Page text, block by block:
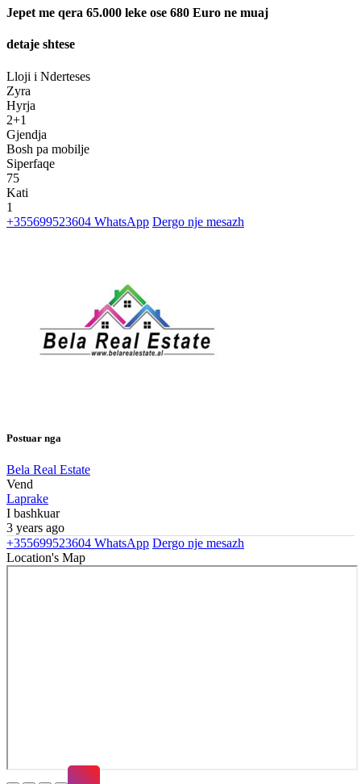
Jepet me qera 65.000 leke ose 680 Euro ne muaj
detaje shtese
Lloji i Nderteses
Zyra
Hyrja
2+1
Gjendja
Bosh pa mobilje
Siperfaqe
75
Kati
1
+355699523604 WhatsApp Dergo nje mesazh
Postuar nga
Bela Real Estate
Vend
Laprake
I bashkuar
3 years ago
+355699523604 WhatsApp Dergo nje mesazh
Location's Map